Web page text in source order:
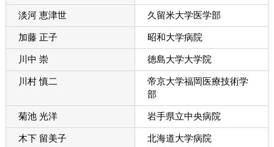
淡河 恵津世 久留米大学医学部
加藤 正子 昭和大学病院
川中 崇 徳島大学大学院
川村 慎二
帝京大学福岡医療技術学
部
菊池 光洋 岩手県立中央病院
木下 留美子 北海道大学病院